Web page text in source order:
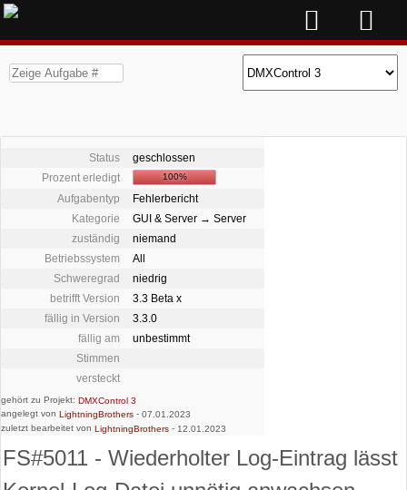
Status
geschlossen
Prozent erledigt
100%
Aufgabentyp
Fehlerbericht
Kategorie
GUI & Server → Server
zuständig
niemand
Betriebssystem
All
Schweregrad
niedrig
betrifft Version
3.3 Beta x
fällig in Version
3.3.0
fällig am
unbestimmt
Stimmen
versteckt
gehört zu Projekt: DMXControl 3
angelegt von LightningBrothers - 07.01.2023
zuletzt bearbeitet von LightningBrothers - 12.01.2023
FS#5011 - Wiederholter Log-Eintrag lässt